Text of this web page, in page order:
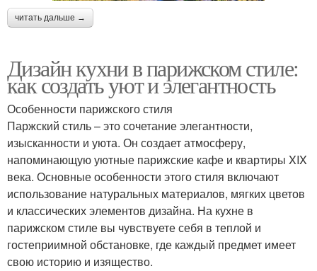
читать дальше →
Дизайн кухни в парижском стиле:
как создать уют и элегантность
Особенности парижского стиля
Паржский стиль – это сочетание элегантности,
изысканности и уюта. Он создает атмосферу,
напоминающую уютные парижские кафе и квартиры XIX
века. Основные особенности этого стиля включают
использование натуральных материалов, мягких цветов
и классических элементов дизайна. На кухне в
парижском стиле вы чувствуете себя в теплой и
гостеприимной обстановке, где каждый предмет имеет
свою историю и изящество.